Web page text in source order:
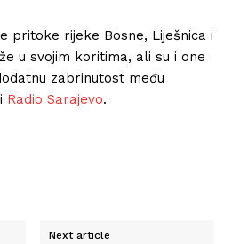
pritoke rijeke Bosne, Liješnica i
u svojim koritima, ali su i one
zabrinutost među
Radio Sarajevo.
Next article